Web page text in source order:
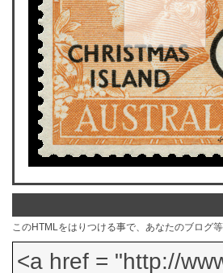
このHTMLをはりつける事で、あなたのブログ